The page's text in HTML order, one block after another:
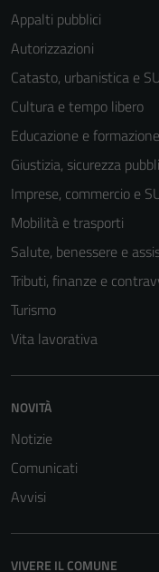
Appalti pubblici
Autorizzazioni
Catasto, urbanistica e
Cultura e tempo libero
Educazione e formazione
Giustizia, sicurezza
Imprese, commercio e
Mobilità e trasporti
Salute, benessere e
Tributi, finanze e
Turismo
Vita lavorativa
NOVITÀ
Notizie
Comunicati
Avvisi
VIVERE IL COMUNE